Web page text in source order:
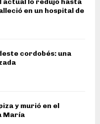
actual lo redujo hasta
en un hospital de
cordobés: una
y murió en el
María